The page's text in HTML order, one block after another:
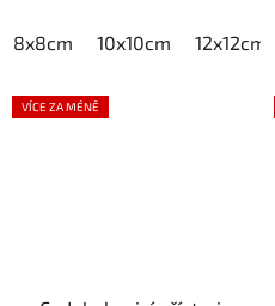
8x8cm 10x10cm 12x12cm
VÍCE ZA MÉNĚ